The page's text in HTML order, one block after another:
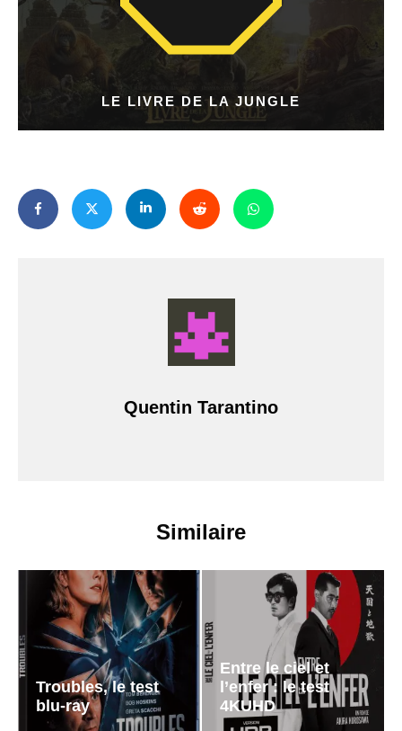
LE LIVRE DE LA JUNGLE
Quentin Tarantino
Similaire
Troubles, le test
blu-ray
Entre le ciel et
l’enfer : le test
4KUHD